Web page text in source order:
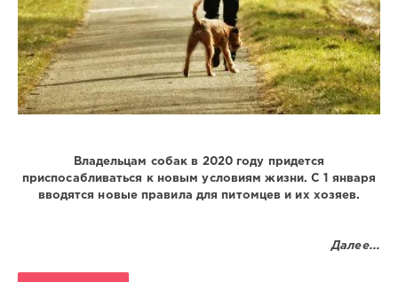
Владельцам собак в 2020 году придется
приспосабливаться к новым условиям жизни. С 1 января
вводятся новые правила для питомцев и их хозяев.
Далее...